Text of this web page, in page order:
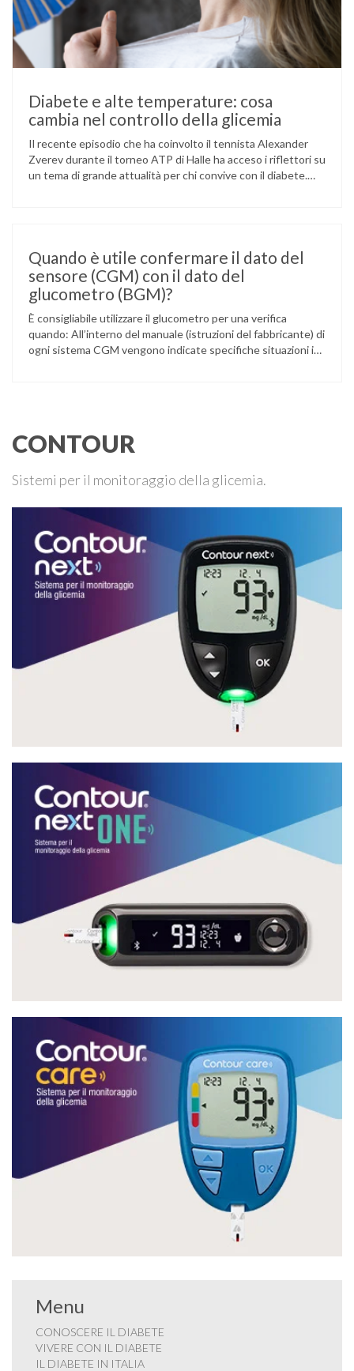
Diabete e alte temperature: cosa
cambia nel controllo della glicemia
Il recente episodio che ha coinvolto il tennista Alexander
Zverev durante il torneo ATP di Halle ha acceso i riflettori su
un tema di grande attualità per chi convive con il diabete.
Quando è utile confermare il dato del
sensore (CGM) con il dato del
glucometro (BGM)?
È consigliabile utilizzare il glucometro per una verifica
quando: All’interno del manuale (istruzioni del fabbricante) di
ogni sistema CGM vengono indicate specifiche situazioni in
CONTOUR
Sistemi per il monitoraggio della glicemia.
Menu
CONOSCERE IL DIABETE
VIVERE CON IL DIABETE
IL DIABETE IN ITALIA